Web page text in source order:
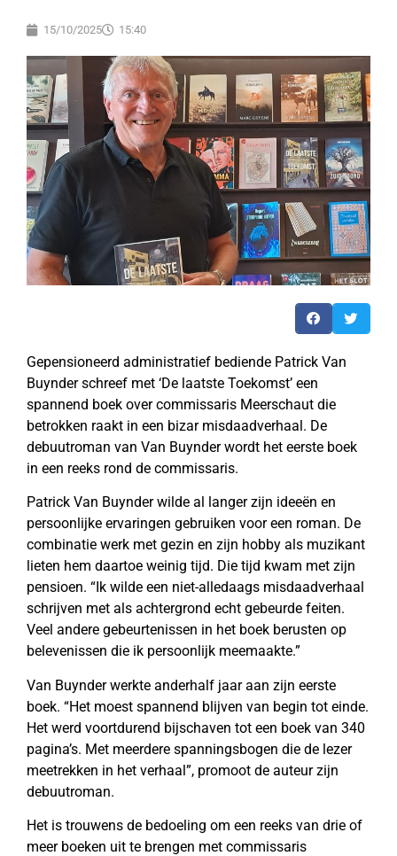
15/10/2025 15:40
Gepensioneerd administratief bediende Patrick Van
Buynder schreef met ‘De laatste Toekomst’ een
spannend boek over commissaris Meerschaut die
betrokken raakt in een bizar misdaadverhaal. De
debuutroman van Van Buynder wordt het eerste boek
in een reeks rond de commissaris.
Patrick Van Buynder wilde al langer zijn ideeën en
persoonlijke ervaringen gebruiken voor een roman. De
combinatie werk met gezin en zijn hobby als muzikant
lieten hem daartoe weinig tijd. Die tijd kwam met zijn
pensioen. “Ik wilde een niet-alledaags misdaadverhaal
schrijven met als achtergrond echt gebeurde feiten.
Veel andere gebeurtenissen in het boek berusten op
belevenissen die ik persoonlijk meemaakte.”
Van Buynder werkte anderhalf jaar aan zijn eerste
boek. “Het moest spannend blijven van begin tot einde.
Het werd voortdurend bijschaven tot een boek van 340
pagina’s. Met meerdere spanningsbogen die de lezer
meetrekken in het verhaal”, promoot de auteur zijn
debuutroman.
Het is trouwens de bedoeling om een reeks van drie of
meer boeken uit te brengen met commissaris